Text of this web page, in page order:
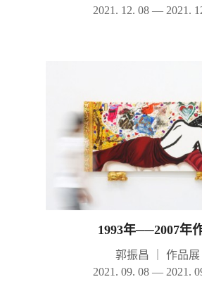
2021. 12. 08 — 2021.
1993年──2007年
郭振昌
作品展
2021. 09. 08 — 2021.